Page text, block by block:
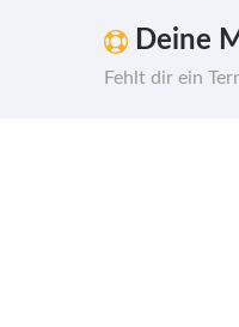
Deine
Fehlt dir ein